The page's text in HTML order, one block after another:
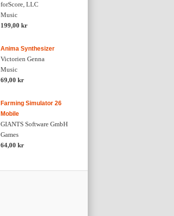
forScore, LLC
Music
199,00 kr
Anima Synthesizer
Victorien Genna
Music
69,00 kr
Farming Simulator 26
Mobile
GIANTS Software GmbH
Games
64,00 kr